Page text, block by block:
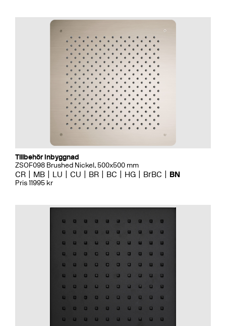
Tillbehör Inbyggnad
ZSOF098 Brushed Nickel, 500x500 mm
CR MB LU CU BR BC HG BrBC BN
Pris 11995 kr